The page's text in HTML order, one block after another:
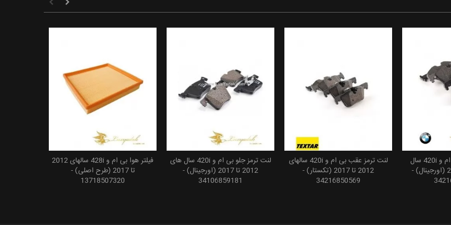
افزودن به سبد خرید فیلتر هوا بی ام و 428i سالهای 2012
تا 2017 (طرح اصلی) -
13718507320
افزودن به سبد خریدلنت ترمز جلو بی ام و 420i سال های
2012 تا 2017 (اورجینال) -
34106859181
افزودن به سبد خرید لنت ترمز عقب بی ام و 420i سالهای
2012 تا 2017 (تکستار) -
34216850569
سبد خرید لنت ترمز عقب بی ام و 420i سال
های 2012 تا 2017 (اورجینال) -